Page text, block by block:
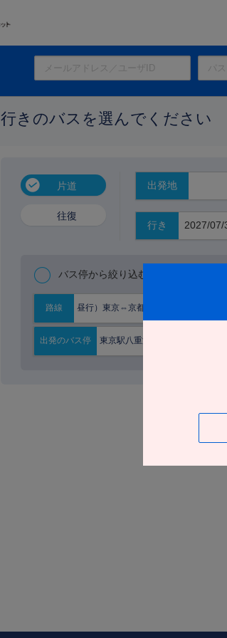
行きのバスを選んでください
片道
往復
出発地
行き
バス停から絞り込む
路線 昼行）東京⇔京都大阪
出発のバス停 東京駅八重洲南口